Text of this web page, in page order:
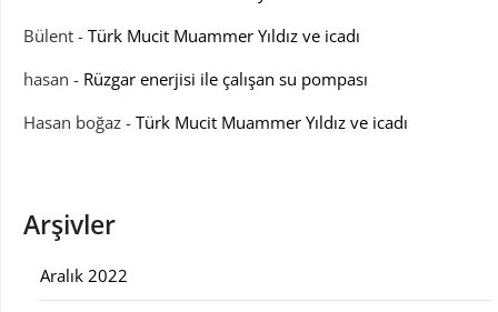
Bülent - Türk Mucit Muammer Yıldız ve icadı
hasan - Rüzgar enerjisi ile çalışan su pompası
Hasan boğaz - Türk Mucit Muammer Yıldız ve icadı
Arşivler
Aralık 2022